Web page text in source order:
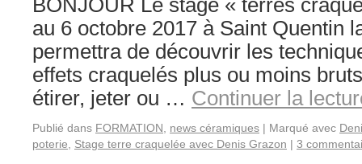
BONJOUR Le stage « terres
au 6 octobre 2017 à Saint Quentin
permettra de découvrir les
effets craquelés plus ou moins
étirer, jeter ou … Continuer la
Publié dans FORMATION news céramiques | Marqué avec
poterie
Stage terre craquelée avec Denis Grazon | 3